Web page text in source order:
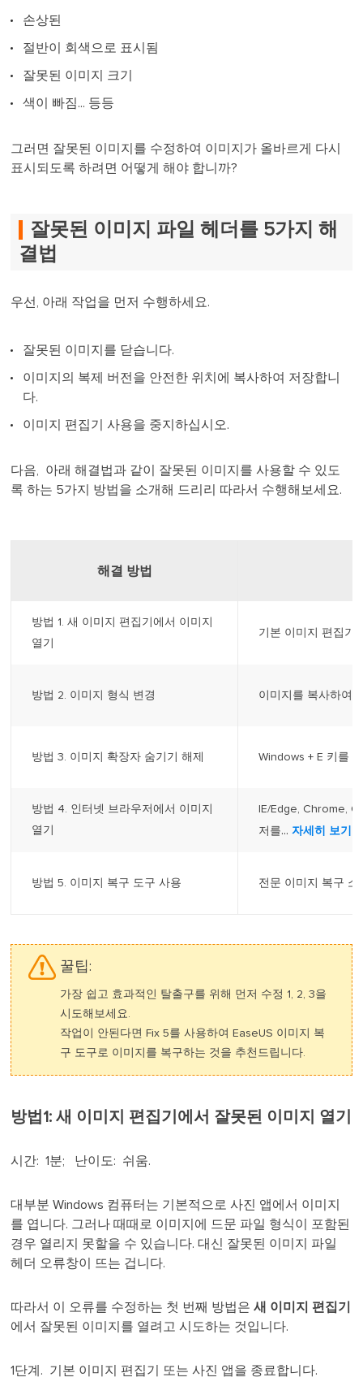
손상된
절반이 회색으로 표시됨
잘못된 이미지 크기
색이 빠짐... 등등
그러면 잘못된 이미지를 수정하여 이미지가 올바르게 다시
표시되도록 하려면 어떻게 해야 합니까?
잘못된 이미지 파일 헤더를 5가지 해
결법
우선, 아래 작업을 먼저 수행하세요.
잘못된 이미지를 닫습니다.
이미지의 복제 버전을 안전한 위치에 복사하여 저장합니
다.
이미지 편집기 사용을 중지하십시오.
다음, 아래 해결법과 같이 잘못된 이미지를 사용할 수 있도
록 하는 5가지 방법을 소개해 드리리 따라서 수행해보세요.
해결 방법
방법 1. 새 이미지 편집기에서 이미지
열기
기본 이미지 편집기
방법 2. 이미지 형식 변경 이미지를 복사하여
방법 3. 이미지 확장자 숨기기 해제 Windows + E 키를
방법 4. 인터넷 브라우저에서 이미지
열기
IE/Edge, Chrome,
저를... 자세히 보기
방법 5. 이미지 복구 도구 사용 전문 이미지 복구 소
꿀팁:
가장 쉽고 효과적인 탈출구를 위해 먼저 수정 1, 2, 3을
시도해보세요.
작업이 안된다면 Fix 5를 사용하여 EaseUS 이미지 복
구 도구로 이미지를 복구하는 것을 추천드립니다.
방법1: 새 이미지 편집기에서 잘못된 이미지 열기
시간: 1분; 난이도: 쉬움.
대부분 Windows 컴퓨터는 기본적으로 사진 앱에서 이미지
를 엽니다. 그러나 때때로 이미지에 드문 파일 형식이 포함된
경우 열리지 못할을 수 있습니다. 대신 잘못된 이미지 파일
헤더 오류창이 뜨는 겁니다.
따라서 이 오류를 수정하는 첫 번째 방법은새 이미지 편집기
에서 잘못된 이미지를 열려고 시도하는 것입니다.
1단계. 기본 이미지 편집기 또는 사진 앱을 종료합니다.